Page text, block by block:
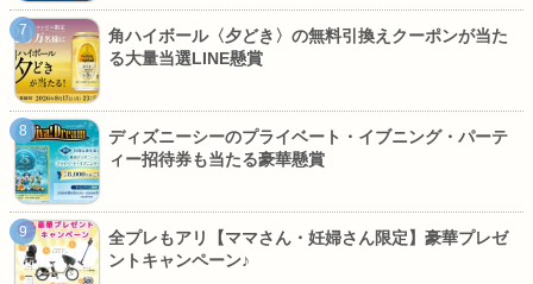
角ハイボール〈夕どき〉の無料引換えクーポンが当た
る大量当選LINE懸賞
ディズニーシーのプライベート・イブニング・パーテ
ィー招待券も当たる豪華懸賞
全プレもアリ【ママさん・妊婦さん限定】豪華プレゼ
ントキャンペーン♪